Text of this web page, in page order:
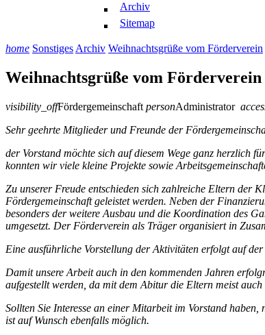
Archiv
Sitemap
home Sonstiges Archiv Weihnachtsgrüße vom Förderverein
Weihnachtsgrüße vom Förderverein
visibility_offFördergemeinschaft personAdministrator
Sehr geehrte Mitglieder und Freunde der
der Vorstand möchte sich auf diesem Wege ganz herzlich
konnten wir viele kleine Projekte sowie
Zu unserer Freude entschieden sich zahlreiche Eltern der
Fördergemeinschaft geleistet werden. Neben der
besonders der weitere Ausbau und die Koordination des
umgesetzt. Der Förderverein als Träger organisiert in
Eine ausführliche Vorstellung der Aktivitäten erfolgt auf
Damit unsere Arbeit auch in den kommenden Jahren
aufgestellt werden, da mit dem Abitur die Eltern meist
Sollten Sie Interesse an einer Mitarbeit im Vorstand
ist auf Wunsch ebenfalls möglich.